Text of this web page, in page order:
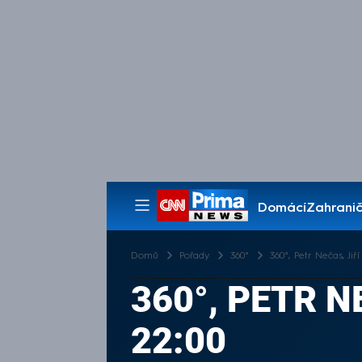
Domácí
Pořady
Domů Pořady 360° 360°, Petr Nečas,
360°, PETR
22:00